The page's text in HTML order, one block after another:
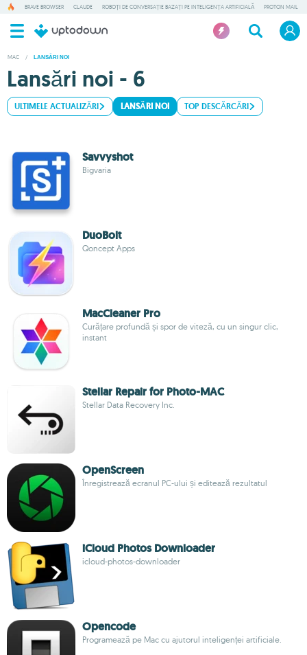
BRAVE BROWSER CLAUDE ROBOȚI DE CONVERSAȚIE BAZAȚI PE INTELIGENȚA ARTIFICIALĂ PROTON MAIL
MAC / LANSĂRI NOI
Lansări noi - 6
ULTIMELE ACTUALIZĂRI LANSĂRI NOI TOP DESCĂRCĂRI
Savvyshot
Bigvaria
DuoBolt
Qoncept Apps
MacCleaner Pro
Curățare profundă și spor de viteză, cu un singur clic,
instant
Stellar Repair for Photo-MAC
Stellar Data Recovery Inc.
OpenScreen
Înregistrează ecranul PC-ului și editează rezultatul
iCloud Photos Downloader
icloud-photos-downloader
Opencode
Programează pe Mac cu ajutorul inteligenței artificiale.